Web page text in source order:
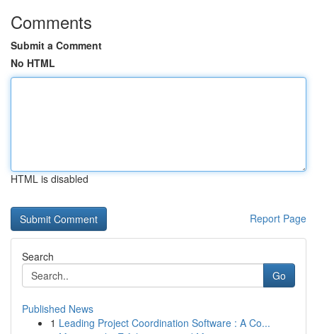
Comments
Submit a Comment
No HTML
HTML is disabled
Report Page
Search
Go
Published News
1 Leading Project Coordination Software : A Co...